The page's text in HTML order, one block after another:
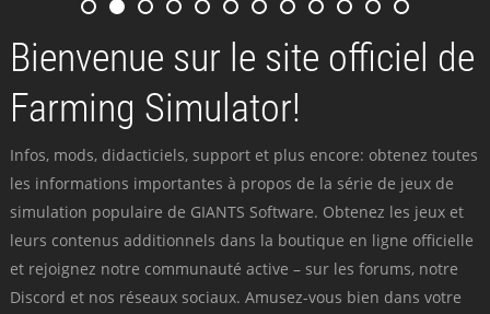
Bienvenue sur le site officiel de
Farming Simulator!
Infos, mods, didacticiels, support et plus encore: obtenez toutes
les informations importantes à propos de la série de jeux de
simulation populaire de GIANTS Software. Obtenez les jeux et
leurs contenus additionnels dans la boutique en ligne officielle
et rejoignez notre communauté active – sur les forums, notre
Discord et nos réseaux sociaux. Amusez-vous bien dans votre